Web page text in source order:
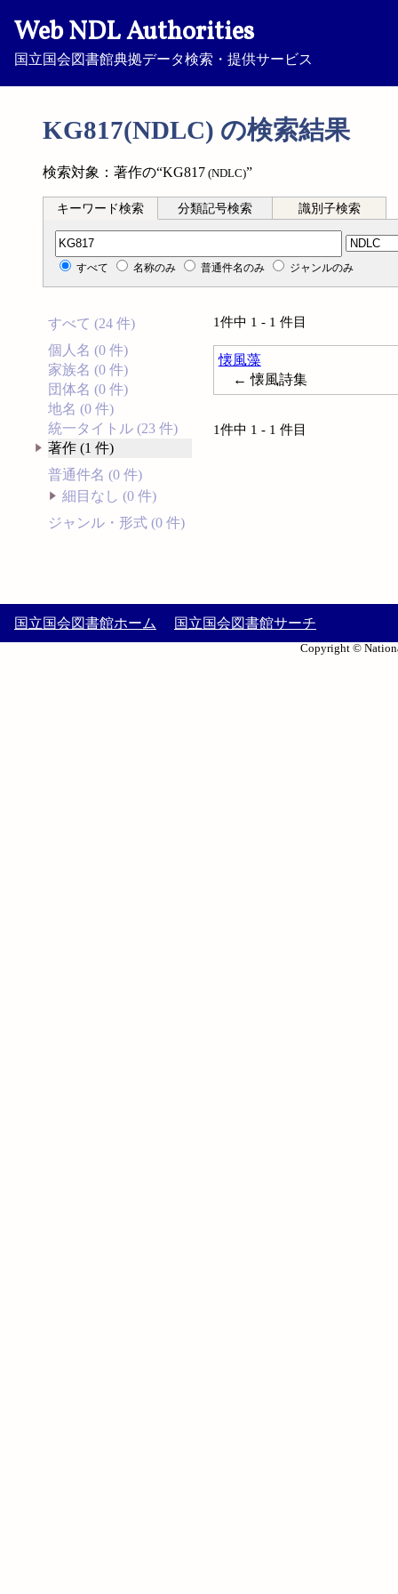
Web NDL Authorities
国立国会図書館典拠データ検索・提供サービス
KG817(NDLC) の検索結果
検索対象：著作の“KG817 (NDLC)”
キーワード検索 分類記号検索 識別子検索
分類記号検索
すべて 名称のみ 普通件名のみ ジャンルのみ
すべて (24 件)
個人名 (0 件)
家族名 (0 件)
団体名 (0 件)
地名 (0 件)
統一タイトル (23 件)
著作 (1 件)
普通件名 (0 件)
細目なし (0 件)
ジャンル・形式 (0 件)
1件中 1 - 1 件目
懐風藻
← 懐風詩集
1件中 1 - 1 件目
国立国会図書館ホーム 国立国会図書館サーチ
Copyright ©